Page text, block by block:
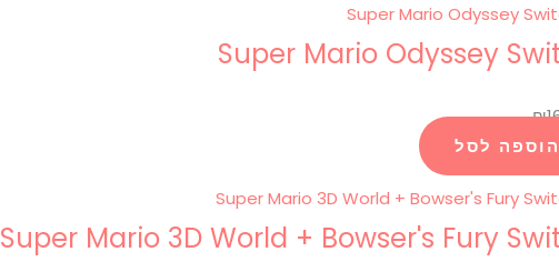
Super Mario Odyssey
₪
הוספה לסל
Super Mario 3D World + Bowser's Fury